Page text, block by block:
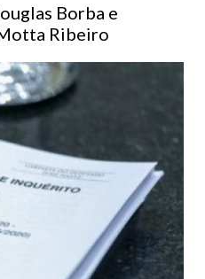
Borba e
Ribeiro